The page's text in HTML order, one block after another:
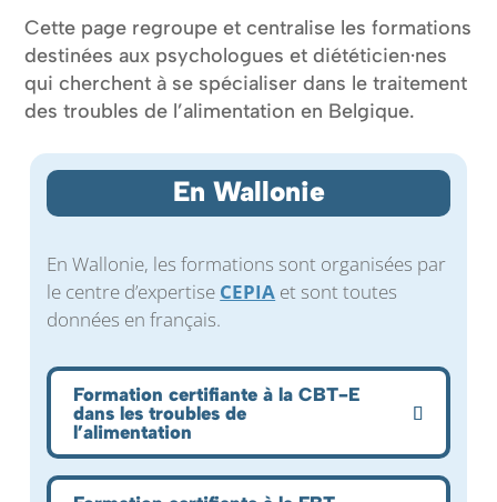
Cette page regroupe et centralise les formations
destinées aux psychologues et diététicien·nes
qui cherchent à se spécialiser dans le traitement
des troubles de l’alimentation en Belgique.
En Wallonie
En Wallonie, les formations sont organisées par
le centre d’expertise CEPIA et sont toutes
données en français.
Formation certifiante à la CBT-E
dans les troubles de
l’alimentation